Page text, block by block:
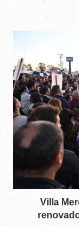
Villa